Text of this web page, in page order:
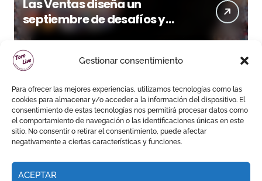
Gestionar consentimiento
Para ofrecer las mejores experiencias, utilizamos tecnologías como las
cookies para almacenar y/o acceder a la información del dispositivo. El
consentimiento de estas tecnologías nos permitirá procesar datos como
el comportamiento de navegación o las identificaciones únicas en este
sitio. No consentir o retirar el consentimiento, puede afectar
negativamente a ciertas características y funciones.
ACEPTAR
Las Ventas diseña un
septiembre de desafíos y
variedad ganadera